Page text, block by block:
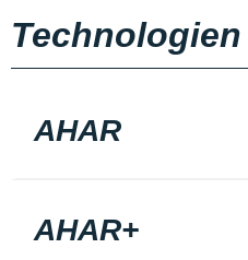
Technologien
AHAR
AHAR+